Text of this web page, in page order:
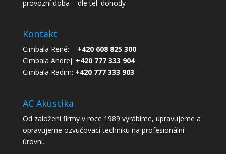
provozní doba – dle tel. dohody
Kontakt
Cimbala René: +420 608 825 300
Cimbala Andrej: +420 777 333 904
Cimbala Radim: +420 777 333 903
AC Akustika
Od založení firmy v roce 1989 vyrábíme, upravujeme a
opravujeme ozvučovací techniku na profesionální
úrovni.